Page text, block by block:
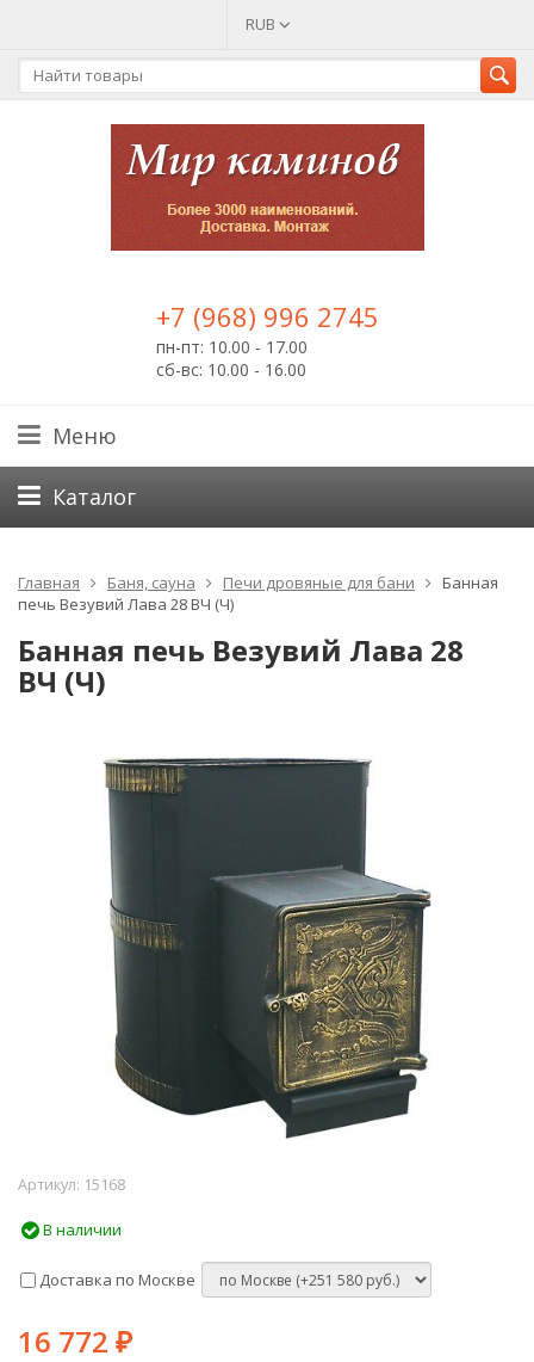
RUB
+7 (968) 996 2745
пн-пт: 10.00 - 17.00
сб-вс: 10.00 - 16.00
Меню
Каталог
Главная Баня, сауна Печи дровяные для бани
Банная
печь Везувий Лава 28 ВЧ (Ч)
Банная печь Везувий Лава 28
ВЧ (Ч)
Артикул: 15168
В наличии
Доставка по Москве
16 772 ₽